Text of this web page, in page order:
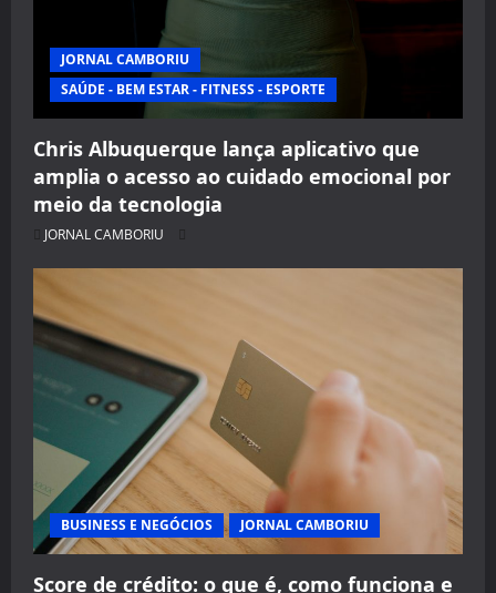
JORNAL CAMBORIU
SAÚDE - BEM ESTAR - FITNESS - ESPORTE
Chris Albuquerque lança aplicativo que
amplia o acesso ao cuidado emocional por
meio da tecnologia
JORNAL CAMBORIU
BUSINESS E NEGÓCIOS JORNAL CAMBORIU
Score de crédito: o que é, como funciona e